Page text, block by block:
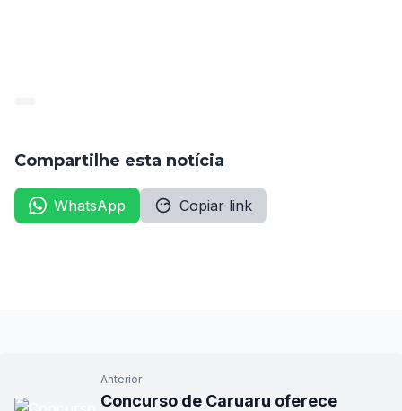
Compartilhe esta notícia
WhatsApp Copiar link
Anterior
Concurso de Caruaru oferece